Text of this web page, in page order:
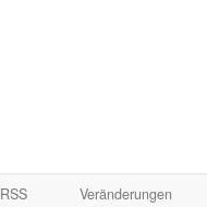
RSS Veränderungen